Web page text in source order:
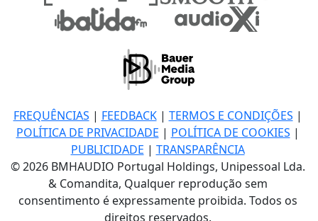
FREQUÊNCIAS | FEEDBACK| TERMOS E CONDIÇÕES |
POLÍTICA DE PRIVACIDADE | POLÍTICA DE COOKIES |
PUBLICIDADE | TRANSPARÊNCIA
© 2026 BMHAUDIO Portugal Holdings, Unipessoal Lda.
& Comandita, Qualquer reprodução sem
consentimento é expressamente proibida. Todos os
direitos reservados.